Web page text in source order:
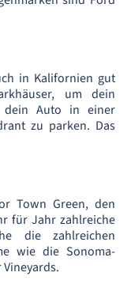
in Kalifornien gut
um dein
dein Auto in einer
zu parken. Das
Town Green, den
für Jahr zahlreiche
die zahlreichen
wie die Sonoma-